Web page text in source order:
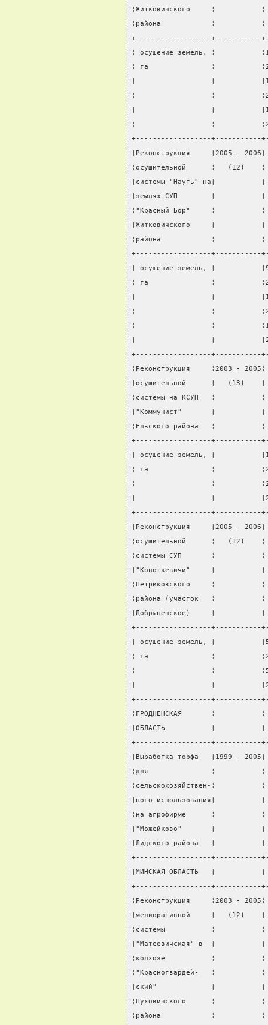
¦Житковичского     ¦
¦района            ¦
+------------------+-----------
¦ осушение земель, ¦
¦ га               ¦
¦                  ¦
¦                  ¦
¦                  ¦
¦                  ¦
+------------------+-----------
¦Реконструкция     ¦2005
¦осушительной      ¦
¦системы "Науть" на¦
¦землях СУП        ¦
¦"Красный Бор"     ¦
¦Житковичского     ¦
¦района            ¦
+------------------+-----------
¦ осушение земель, ¦
¦ га               ¦
¦                  ¦
¦                  ¦
¦                  ¦
¦                  ¦
+------------------+-----------
¦Реконструкция     ¦2003 -
¦осушительной      ¦
¦системы на КСУП   ¦
¦"Коммунист"       ¦
¦Ельского района   ¦
+------------------+-----------
¦ осушение земель, ¦
¦ га               ¦
¦                  ¦
¦                  ¦
+------------------+-----------
¦Реконструкция     ¦2005 -
¦осушительной      ¦
¦системы СУП       ¦
¦"Копоткевичи"     ¦
¦Петриковского     ¦
¦района (участок   ¦
¦Добрыненское)     ¦
+------------------+-----------
¦ осушение земель, ¦
¦ га               ¦
¦                  ¦
¦                  ¦
+------------------+-----------
¦ГРОДНЕНСКАЯ       ¦
¦ОБЛАСТЬ           ¦
+------------------+-----------
¦Выработка торфа   ¦1999 -
¦для               ¦
¦сельскохозяйствен-
¦ного
¦на агрофирме      ¦
¦"Можейково"       ¦
¦Лидского района   ¦
+------------------+-----------
¦МИНСКАЯ ОБЛАСТЬ   ¦
+------------------+-----------
¦Реконструкция     ¦2003 -
¦мелиоративной     ¦
¦системы           ¦
¦"Матеевичская" в  ¦
¦колхозе           ¦
¦"Красногвардей-   ¦
¦ский"             ¦
¦Пуховичского      ¦
¦района            ¦